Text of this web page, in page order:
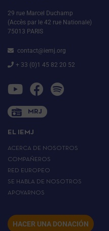
29 rue Marcel Duchamp
(Accès par le 42 rue Nationale)
75013 PARIS
contact@iemj.org
+ 33 (0)1 45 82 20 52
MRJ
EL IEMJ
ACERCA DE NOSOTROS
COMPAÑEROS
RED EUROPEO
SE HABLA DE NOSOTROS
APOYARNOS
HACER UNA DONACIÓN